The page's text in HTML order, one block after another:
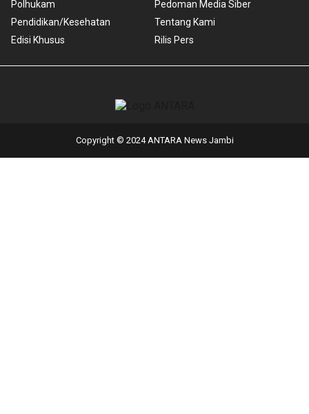
Polhukam
Pendidikan/Kesehatan
Edisi Khusus
Pedoman Media Siber
Tentang Kami
Rilis Pers
Copyright © 2024 ANTARA News Jambi